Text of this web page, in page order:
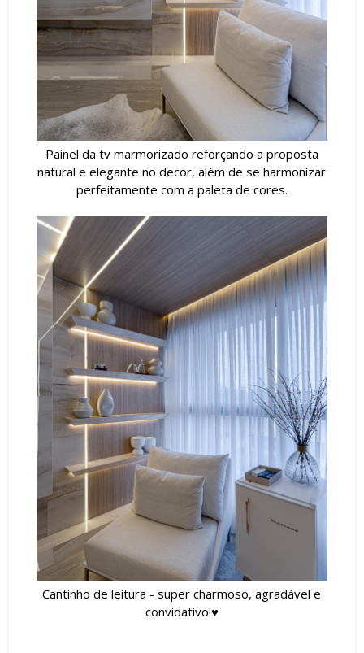
Painel da tv marmorizado reforçando a proposta
natural e elegante no decor, além de se harmonizar
perfeitamente com a paleta de cores.
Cantinho de leitura - super charmoso, agradável e
convidativo!♥